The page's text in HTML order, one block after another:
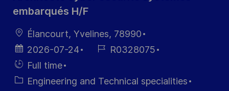
embarqués H/F
LocationÉlancourt, Yvelines, 78990
Posted
Date
2026-07-24
Job R0328075
Hiring
Type
Full time
CategoryEngineering and Technical specialities